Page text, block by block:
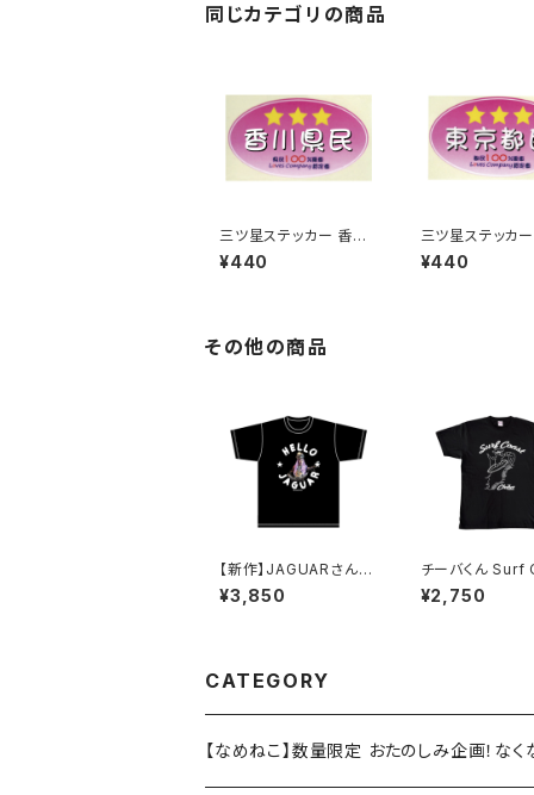
同じカテゴリの商品
三ツ星ステッカー 香川
県民(ピンク)
¥440
三ツ星ステッカ
都民(ピンク)
¥440
その他の商品
【新作】JAGUARさん
Tシャツ（HELLO JAG
UAR）Black
¥3,850
チーバくん Surf
t：Tシャツ（
¥2,750
CATEGORY
【なめねこ】数量限定 おたのしみ企画！な